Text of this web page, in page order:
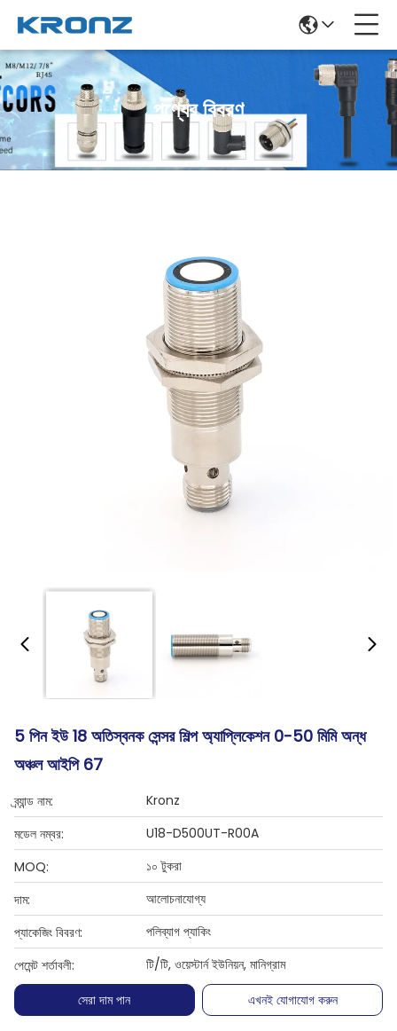
পণ্যের বিবরণ
5 পিন ইউ 18 অতিস্বনক সেন্সর শিল্প অ্যাপ্লিকেশন 0-50 মিমি অন্ধ
অঞ্চল আইপি 67
ব্র্যান্ড নাম:
Kronz
মডেল নম্বর:
U18-D500UT-R00A
MOQ:
১০ টুকরা
দাম:
আলোচনাযোগ্য
প্যাকেজিং বিবরণ:
পলিব্যাগ প্যাকিং
পেমেন্ট শর্তাবলী:
টি/টি, ওয়েস্টার্ন ইউনিয়ন, মানিগ্রাম
সেরা দাম পান
এখনই যোগাযোগ করুন